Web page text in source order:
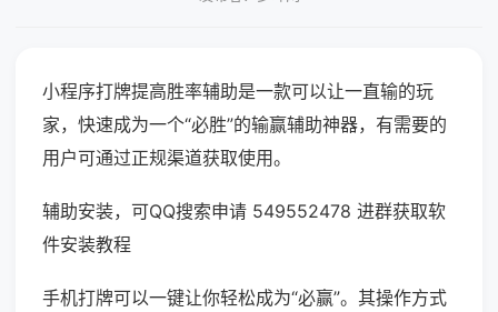
小程序打牌提高胜率辅助是一款可以让一直输的玩
家，快速成为一个“必胜”的输赢辅助神器，有需要的
用户可通过正规渠道获取使用。
辅助安装，可QQ搜索申请 549552478 进群获取软
件安装教程
手机打牌可以一键让你轻松成为“必赢”。其操作方式